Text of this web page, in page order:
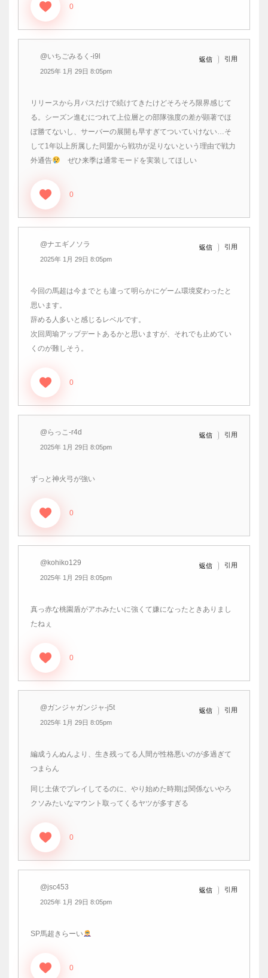
0
@いちごみるく-i9l
2025年 1月 29日 8:05pm
返信 引用
リリースから月パスだけで続けてきたけどそろそろ限界感じて
る。シーズン進むにつれて上位層との部隊強度の差が顕著でほ
ぼ勝てないし、サーバーの展開も早すぎてついていけない…そ
して1年以上所属した同盟から戦功が足りないという理由で戦力
外通告
ぜひ来季は通常モードを実装してほしい
0
@ナエギノソラ
2025年 1月 29日 8:05pm
返信 引用
今回の馬超は今までとも違って明らかにゲーム環境変わったと
思います。
辞める人多いと感じるレベルです。
次回周瑜アップデートあるかと思いますが、それでも止めてい
くのが難しそう。
0
@らっこ-r4d
2025年 1月 29日 8:05pm
返信 引用
ずっと神火弓が強い
0
@kohiko129
2025年 1月 29日 8:05pm
返信 引用
真っ赤な桃園盾がアホみたいに強くて嫌になったときありまし
たねぇ
0
@ガンジャガンジャ-j5t
2025年 1月 29日 8:05pm
返信 引用
編成うんぬんより、生き残ってる人間が性格悪いのが多過ぎて
つまらん
同じ土俵でプレイしてるのに、やり始めた時期は関係ないやろ
クソみたいなマウント取ってくるヤツが多すぎる
0
@jsc453
2025年 1月 29日 8:05pm
返信 引用
SP馬超きらーい
0